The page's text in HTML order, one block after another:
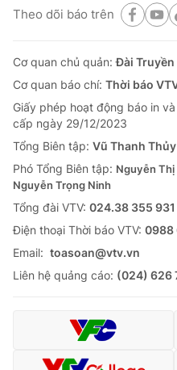
Theo dõi báo trên
Cơ quan chủ quản:Đài Truyền
Cơ quan báo chí: Thời báo
Giấy phép hoạt động báo in
cấp ngày 29/12/2023
Tổng Biên tập: Vũ Thanh Thủy
Phó Tổng Biên tập: Nguyễn Thị
Nguyễn Trọng Ninh
Tổng đài VTV: 024.38 355
Ðiện thoại Thời báo VTV: 0988
Email: toasoan@vtv.vn
Liên hệ quảng cáo: (024) 626